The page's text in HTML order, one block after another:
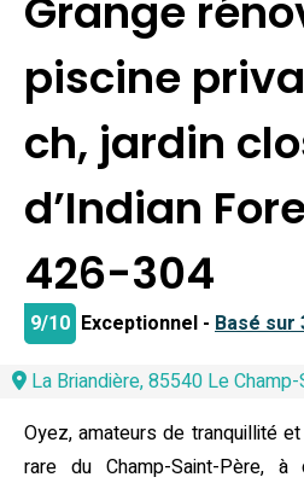
Grange
piscine
ch, jardin
d’Indian
426-304
9/10 Exceptionnel - Basé sur
La Briandière, 85540 Le
Oyez, amateurs de tranquillité
rare du Champ-Saint-Père,